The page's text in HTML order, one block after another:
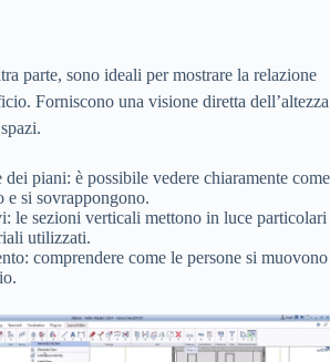
parte, sono ideali per mostrare la relazione
Forniscono una visione diretta dell’altezza
dei piani: è possibile vedere chiaramente come
e si sovrappongono.
le sezioni verticali mettono in luce particolari
utilizzati.
comprendere come le persone si muovono